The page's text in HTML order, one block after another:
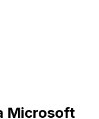
Microsoft